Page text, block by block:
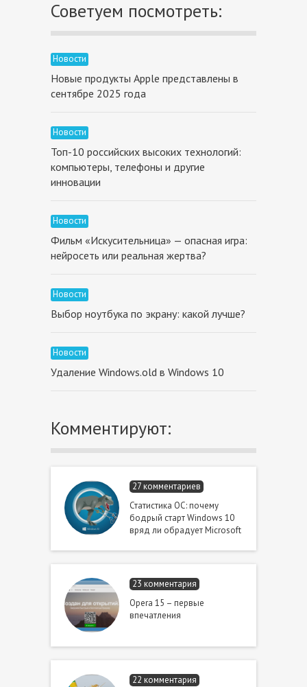
Советуем посмотреть:
Новости
Новые продукты Apple представлены в
сентябре 2025 года
Новости
Топ-10 российских высоких технологий:
компьютеры, телефоны и другие
инновации
Новости
Фильм «Искусительница» — опасная игра:
нейросеть или реальная жертва?
Новости
Выбор ноутбука по экрану: какой лучше?
Новости
Удаление Windows.old в Windows 10
Комментируют:
27 комментариев
Статистика ОС: почему
бодрый старт Windows 10
вряд ли обрадует Microsoft
23 комментария
Opera 15 – первые
впечатления
22 комментария